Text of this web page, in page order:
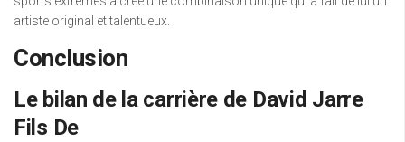
artiste original et talentueux.
Conclusion
Le bilan de la carrière de David Jarre
Fils De